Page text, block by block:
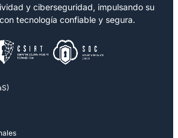
y ciberseguridad, impulsando su
tecnología confiable y segura.